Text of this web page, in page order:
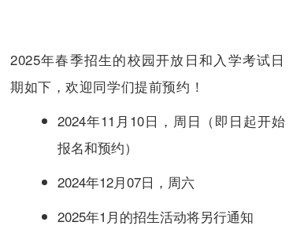
2025年春季招生的校园开放日和入学考试日
期如下，欢迎同学们提前预约！
2024年11月10日，周日（即日起开始
报名和预约）
2024年12月07日，周六
2025年1月的招生活动将另行通知